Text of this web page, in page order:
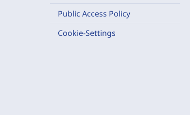
Public Access Policy
Cookie-Settings